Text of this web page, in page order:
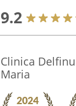
9.2
Clinica
Maria